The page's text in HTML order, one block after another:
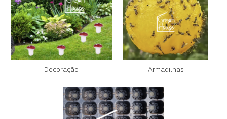
Decoração Armadilhas